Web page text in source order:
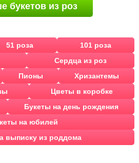
букетов из роз
51 роза
101 роза
Сердца из роз
Пионы
Хризантемы
Цветы в коробке
Букеты на день рождения
на юбилей
выписку из роддома